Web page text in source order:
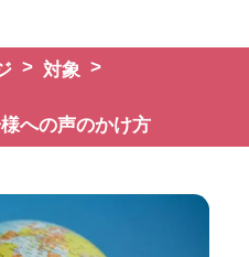
対象
への声のかけ方